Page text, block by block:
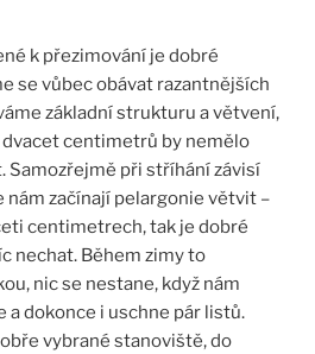
k přezimování je dobré
se vůbec obávat razantnějších
základní strukturu a větvení,
centimetrů by nemělo
Samozřejmě při stříhání závisí
nám začínají pelargonie větvit –
centimetrech, tak je dobré
nechat. Během zimy to
nic se nestane, když nám
a dokonce i uschne pár listů.
vybrané stanoviště, do